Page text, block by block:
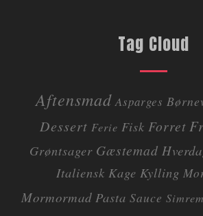
Tag Cloud
Aftensmad Asparges
Dessert Ferie Fisk Forret
Grøntsager Gæstemad
Italiensk Kage Kylling
Mormormad Pasta Sauce